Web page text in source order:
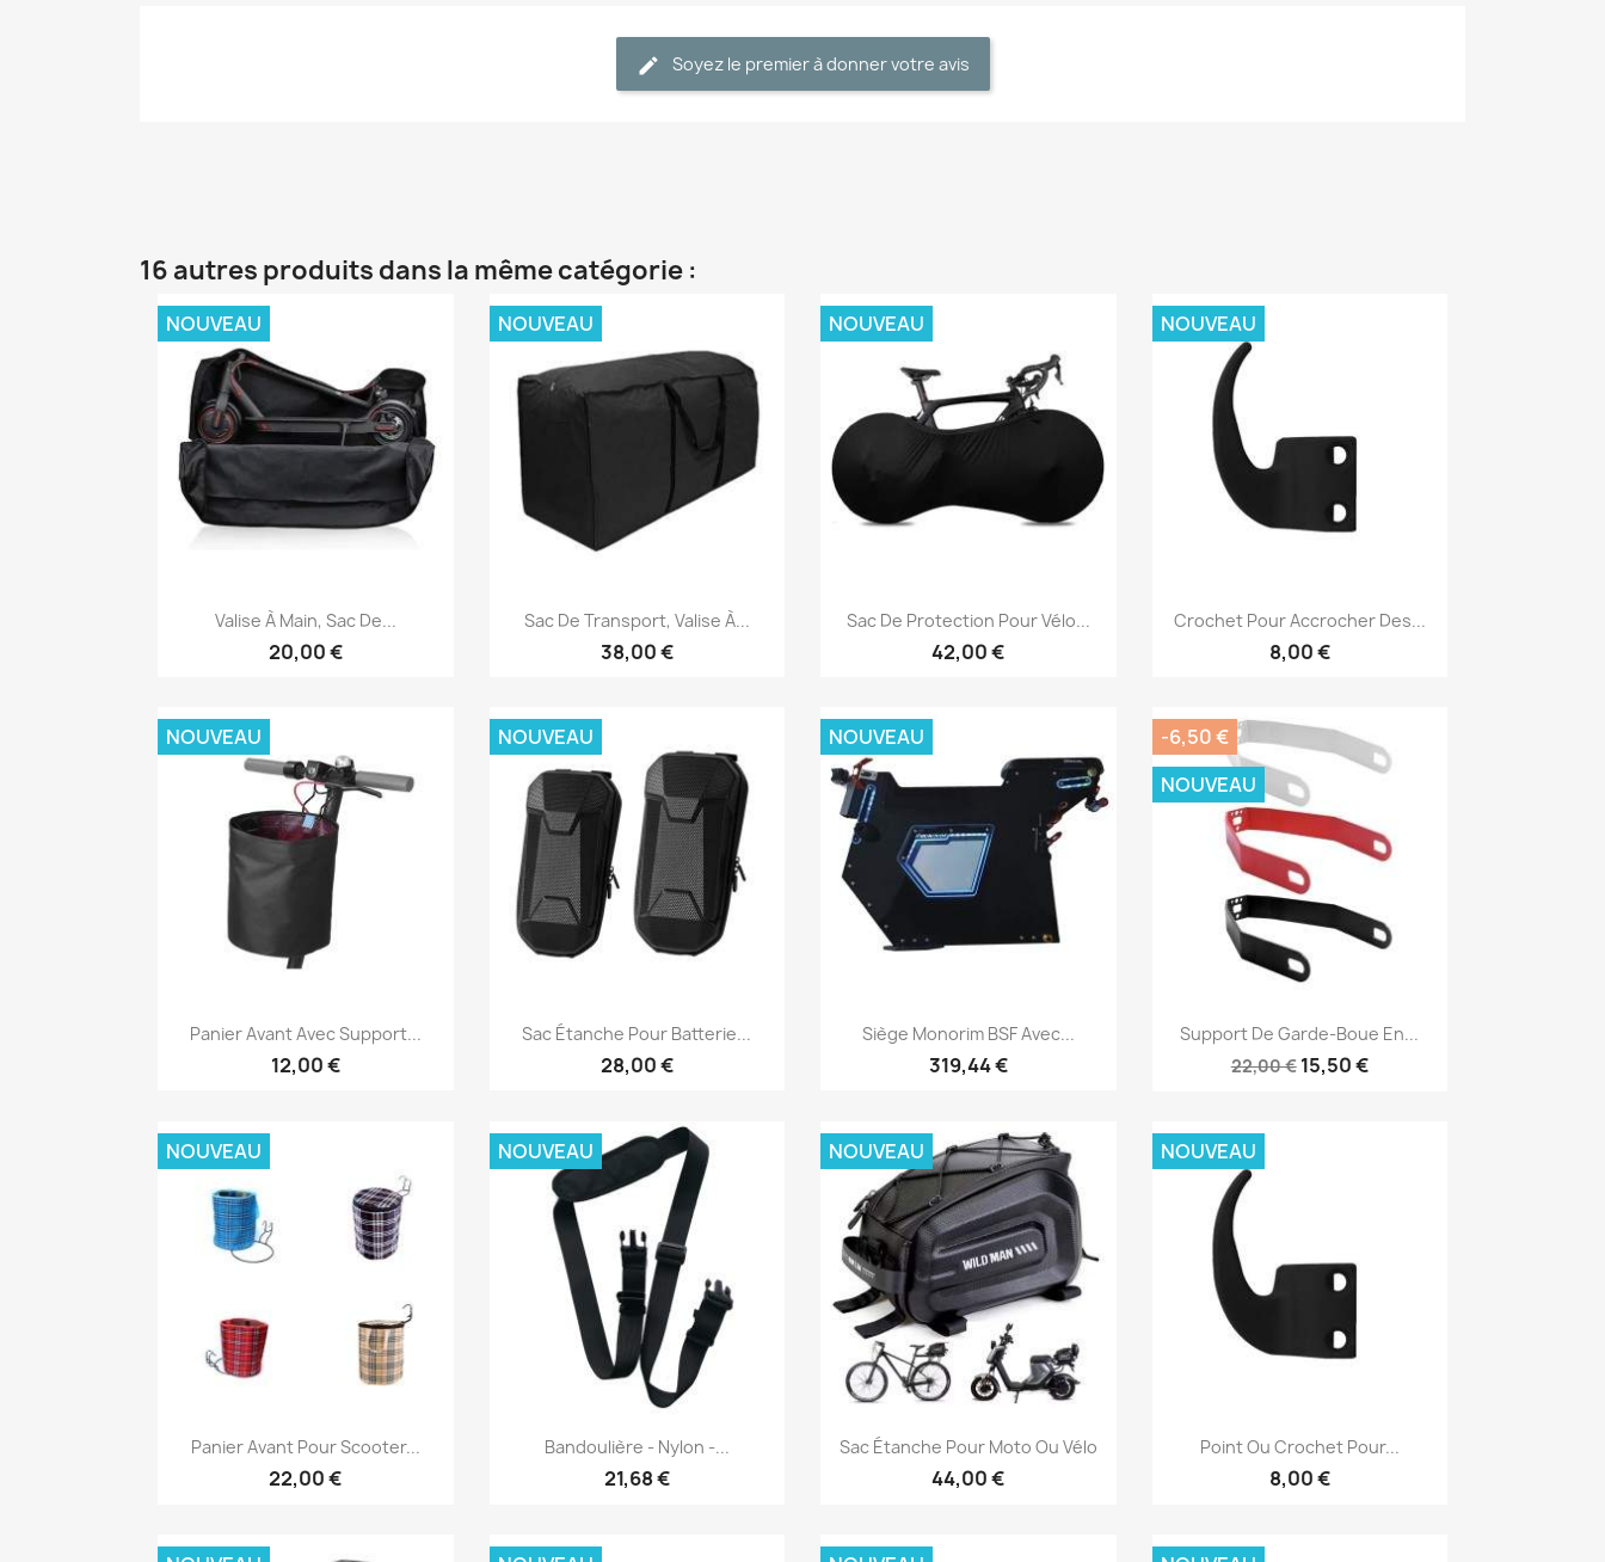
Soyez le premier à donner votre avis
16 autres produits dans la même catégorie :
Aperçu rapide
Valise À Main, Sac De...
20,00 €
NOUVEAU
Aperçu rapide
Sac De Transport, Valise À...
38,00 €
NOUVEAU
Aperçu rapide
Sac De Protection Pour Vélo...
42,00 €
NOUVEAU
Aperçu rapide
Crochet Pour Accrocher Des...
8,00 €
NOUVEAU
Aperçu rapide
Panier Avant Avec Support...
12,00 €
NOUVEAU
Aperçu rapide
Sac Étanche Pour Batterie...
28,00 €
NOUVEAU
Aperçu rapide
Siège Monorim BSF Avec...
319,44 €
NOUVEAU
Aperçu rapide
Support De Garde-Boue En...
22,00 € 15,50 €
-6,50 €
NOUVEAU
Aperçu rapide
Panier Avant Pour Scooter...
22,00 €
NOUVEAU
Aperçu rapide
Bandoulière - Nylon -...
21,68 €
NOUVEAU
Aperçu rapide
Sac Étanche Pour Moto Ou Vélo
44,00 €
NOUVEAU
Aperçu rapide
Point Ou Crochet Pour...
8,00 €
NOUVEAU